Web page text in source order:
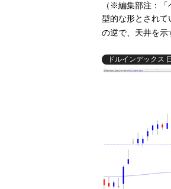
（※編集部注：
型的な形とされて
の逆で、天井を示
ドルインデックス